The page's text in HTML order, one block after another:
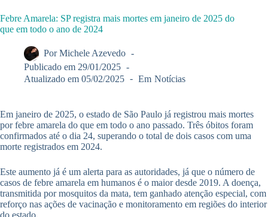
Febre Amarela: SP registra mais mortes em janeiro de 2025 do
que em todo o ano de 2024
Por Michele Azevedo
Publicado em 29/01/2025
Atualizado em 05/02/2025 Em Notícias
Em janeiro de 2025, o estado de São Paulo já registrou mais mortes
por febre amarela do que em todo o ano passado. Três óbitos foram
confirmados até o dia 24, superando o total de dois casos com uma
morte registrados em 2024.
Este aumento já é um alerta para as autoridades, já que o número de
casos de febre amarela em humanos é o maior desde 2019. A doença,
transmitida por mosquitos da mata, tem ganhado atenção especial, com
reforço nas ações de vacinação e monitoramento em regiões do interior
do estado.